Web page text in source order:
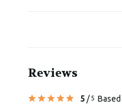
Reviews
5 /5